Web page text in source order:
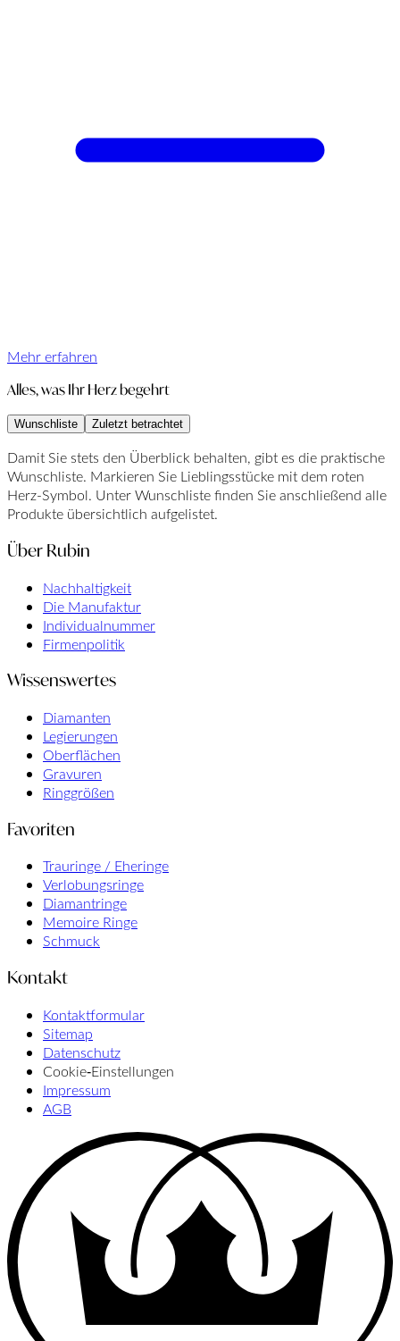
Mehr erfahren
Alles, was Ihr Herz begehrt
Wunschliste Zuletzt betrachtet
Damit Sie stets den Überblick behalten, gibt es die praktische
Wunschliste. Markieren Sie Lieblingsstücke mit dem roten
Herz-Symbol. Unter Wunschliste finden Sie anschließend alle
Produkte übersichtlich aufgelistet.
Über Rubin
Nachhaltigkeit
Die Manufaktur
Individualnummer
Firmenpolitik
Wissenswertes
Diamanten
Legierungen
Oberflächen
Gravuren
Ringgrößen
Favoriten
Trauringe / Eheringe
Verlobungsringe
Diamantringe
Memoire Ringe
Schmuck
Kontakt
Kontaktformular
Sitemap
Datenschutz
Cookie‑Einstellungen
Impressum
AGB